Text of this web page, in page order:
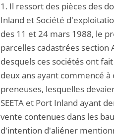
1. Il ressort des pièces des
Inland et Société
des 11 et 24 mars 1988, le
parcelles cadastrées section
desquels ces sociétés ont
deux ans ayant commencé
preneuses, lesquelles
SEETA et Port Inland ayant
vente contenues dans les
d'intention d'aliéner